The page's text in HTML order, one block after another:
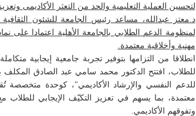
لتحسين العملية التعليمية والحد من التعثر الأكاديمى
د.معتز عبدالله، مساعد رئيس الجامعة للشئون
لمنظومة الدعم الطلابي بالجامعة الأهلية اعتمادا
مهنية وأخلاقية معتمدة.
انطلاقا من التزامها بتوفير تجربة جامعية إيجابية
للطلاب، افتتح الدكتور محمد سامي عبد الصادق المكلف
للدعم النفسي والإرشاد الأكاديمي"، كوحدة
معتمدة، بما يسهم في تعزيز التكيّف الإيجابي للطلاب
وتفوقهم الأكاديمي.